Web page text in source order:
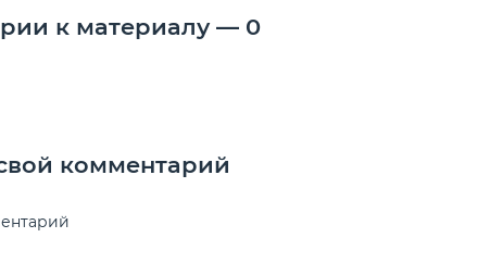
к материалу — 0
комментарий